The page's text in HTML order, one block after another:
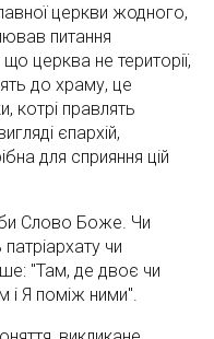
церкви жодного,
питання
церква не території,
до храму, це
котрі правлять
єпархій,
для сприяння цій
Слово Боже. Чи
чи
"Там, де двоє чи
Я поміж ними".